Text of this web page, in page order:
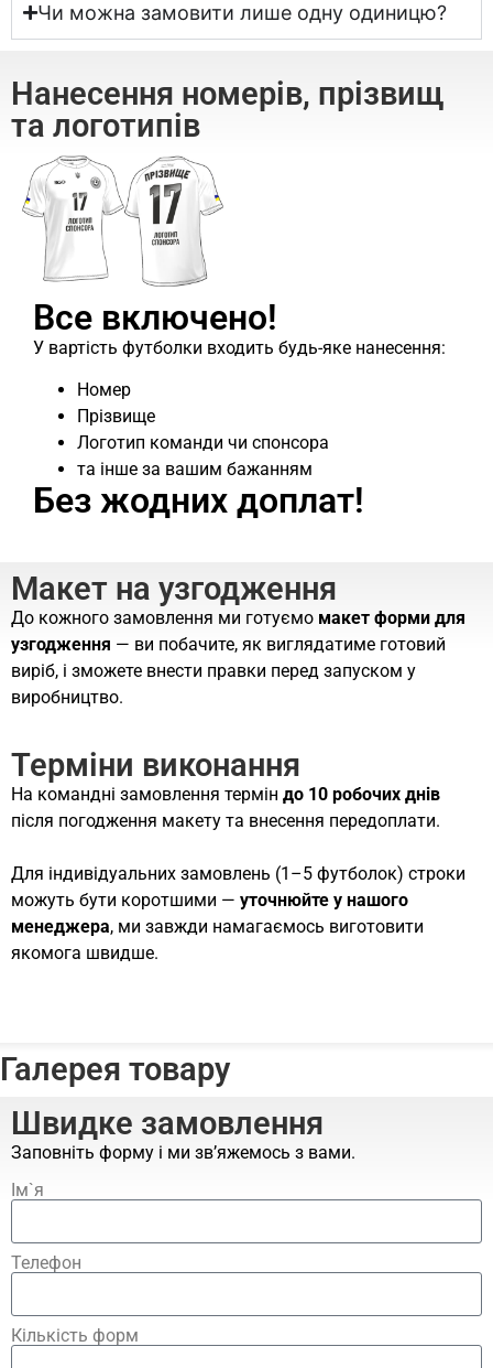
Чи можна замовити лише одну одиницю?
Нанесення номерів, прізвищ
та логотипів
Все включено!
У вартість футболки входить будь-яке нанесення:
Номер
Прізвище
Логотип команди чи спонсора
та інше за вашим бажанням
Без жодних доплат!
Макет на узгодження
До кожного замовлення ми готуємо макет форми для
узгодження — ви побачите, як виглядатиме готовий
виріб, і зможете внести правки перед запуском у
виробництво.
Терміни виконання
На командні замовлення термін до 10 робочих днів
після погодження макету та внесення передоплати.
Для індивідуальних замовлень (1–5 футболок) строки
можуть бути коротшими — уточнюйте у нашого
менеджера, ми завжди намагаємось виготовити
якомога швидше.
Галерея товару
Швидке замовлення
Заповніть форму і ми зв’яжемось з вами.
Ім`я
Телефон
Кількість форм